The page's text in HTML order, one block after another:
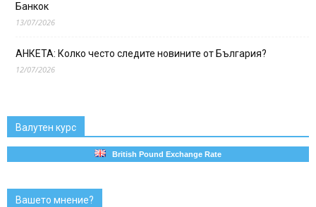
Банкок
13/07/2026
АНКЕТА: Колко често следите новините от България?
12/07/2026
Валутен курс
British Pound Exchange Rate
Вашето мнение?